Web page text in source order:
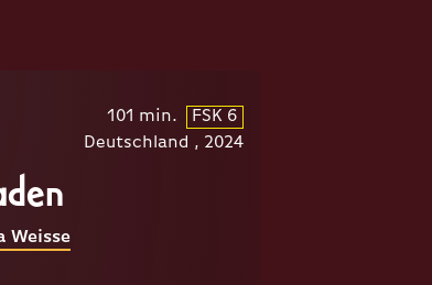
101 min.
FSK 6
Deutschland , 2024
Weisse